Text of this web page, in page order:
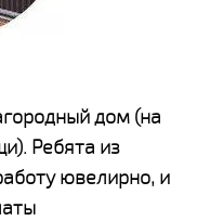
дом (на
Ребята из
ювелирно, и